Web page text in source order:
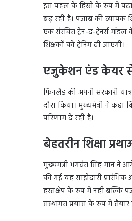
इस पहल के हिस्से के रूप में
बढ़ रही है। पंजाब की व्यापक
एक संरचित ट्रेन-द-ट्रेनर्स
शिक्षकों को ट्रेनिंग दी जाएगी।
एजुकेशन एंड केयर
फिनलैंड की अपनी सरकारी
दौरा किया। मुख्यमंत्री ने
परिणाम दे रही है।
बेहतरीन शिक्षा
मुख्यमंत्री भगवंत सिंह मान ने
की गई यह साझेदारी
हस्तक्षेप के रूप में नहीं बल्कि
संस्थागत प्रयास के रूप में तैयार